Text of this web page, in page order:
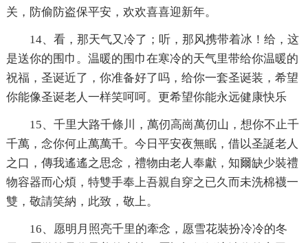
关，防偷防盗保平安，欢欢喜喜迎新年。
14、看，那天气又冷了；听，那风携带着冰！给，这
是送你的围巾。温暖的围巾在寒冷的天气里带给你温暖的
祝福，圣诞近了，你准备好了吗，给你一套圣诞装，希望
你能像圣诞老人一样笑呵呵。更希望你能永远健康快乐
15、千里大路千條川，萬仞高崗萬仞山，想你不止千
千萬，念你何止萬萬千。今日平安夜無眠，借以圣誕老人
之口，傳我遙遙之思念，禮物由老人奉獻，知爾缺少裝禮
物容器而心煩，特雙手奉上吾親自穿之已久而未洗棉襪一
雙，敬請笑納，此致，敬上。
16、愿明月照亮千里的牽念，愿雪花裝扮冷冷的冬